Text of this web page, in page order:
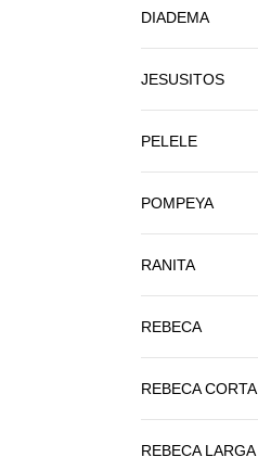
DIADEMA
JESUSITOS
PELELE
POMPEYA
RANITA
REBECA
REBECA CORTA
REBECA LARGA